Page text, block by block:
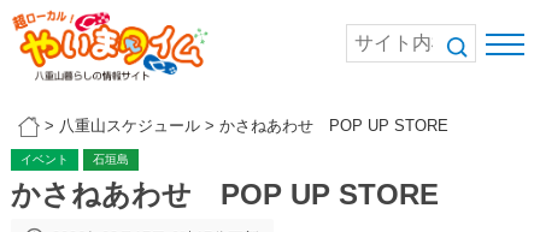
> 八重山スケジュール> かさねあわせ POP UP STORE
イベント 石垣島
かさねあわせ POP UP STORE